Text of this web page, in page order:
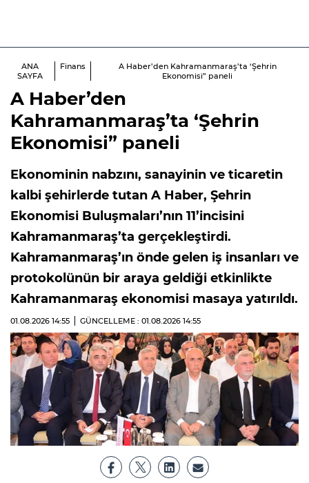
ANA
SAYFA
Finans
A Haber’den Kahramanmaraş’ta ‘Şehrin
Ekonomisi” paneli
A Haber’den
Kahramanmaraş’ta ‘Şehrin
Ekonomisi” paneli
Ekonominin nabzını, sanayinin ve ticaretin
kalbi şehirlerde tutan A Haber, Şehrin
Ekonomisi Buluşmaları’nın 11’incisini
Kahramanmaraş’ta gerçekleştirdi.
Kahramanmaraş’ın önde gelen iş insanları ve
protokolünün bir araya geldiği etkinlikte
Kahramanmaraş ekonomisi masaya yatırıldı.
01.08.2026 14:55 GÜNCELLEME : 01.08.2026 14:55